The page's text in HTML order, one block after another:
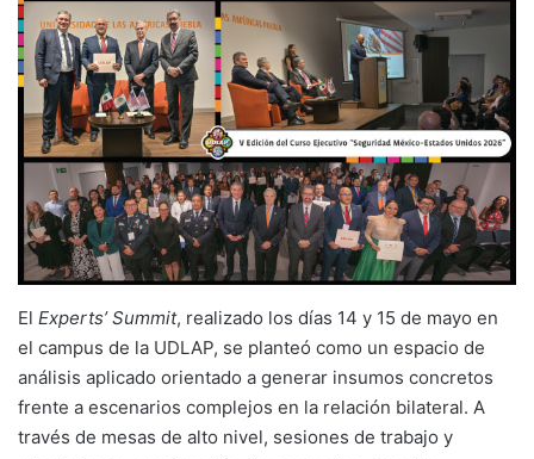
El Experts’ Summit, realizado los días 14 y 15 de mayo en
el campus de la UDLAP, se planteó como un espacio de
análisis aplicado orientado a generar insumos concretos
frente a escenarios complejos en la relación bilateral. A
través de mesas de alto nivel, sesiones de trabajo y